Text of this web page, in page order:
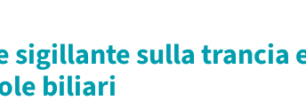
sigillante sulla
biliari